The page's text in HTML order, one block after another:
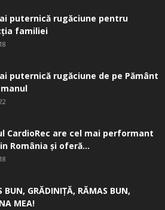
puternică rugăciune pentru
familiei
puternică rugăciune de pe Pământ
CardioRec are cel mai performant
România și oferă...
BUN, GRĂDINIŢĂ, ­RĂMAS BUN,
MEA!